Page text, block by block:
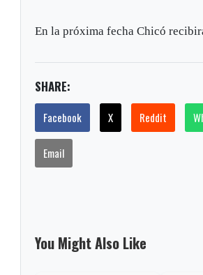
En la próxima fecha Chicó
SHARE:
Facebook X Reddit
Email
You Might Also Like